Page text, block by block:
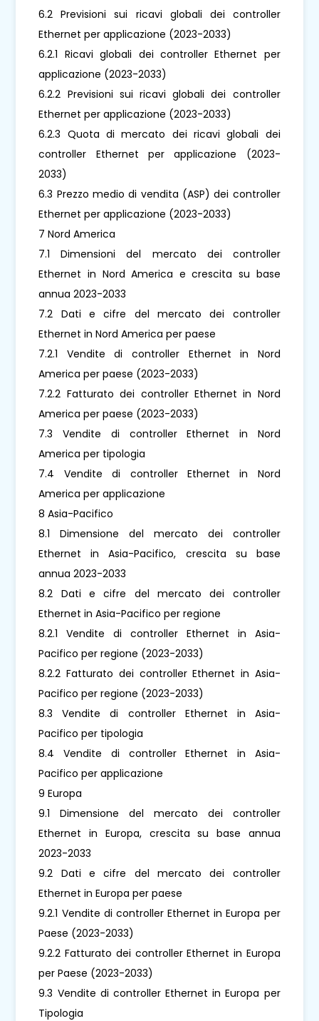
6.2 Previsioni sui ricavi globali dei controller
Ethernet per applicazione (2023-2033)
6.2.1 Ricavi globali dei controller Ethernet per
applicazione (2023-2033)
6.2.2 Previsioni sui ricavi globali dei controller
Ethernet per applicazione (2023-2033)
6.2.3 Quota di mercato dei ricavi globali dei
controller Ethernet per applicazione (2023-
2033)
6.3 Prezzo medio di vendita (ASP) dei controller
Ethernet per applicazione (2023-2033)
7 Nord America
7.1 Dimensioni del mercato dei controller
Ethernet in Nord America e crescita su base
annua 2023-2033
7.2 Dati e cifre del mercato dei controller
Ethernet in Nord America per paese
7.2.1 Vendite di controller Ethernet in Nord
America per paese (2023-2033)
7.2.2 Fatturato dei controller Ethernet in Nord
America per paese (2023-2033)
7.3 Vendite di controller Ethernet in Nord
America per tipologia
7.4 Vendite di controller Ethernet in Nord
America per applicazione
8 Asia-Pacifico
8.1 Dimensione del mercato dei controller
Ethernet in Asia-Pacifico, crescita su base
annua 2023-2033
8.2 Dati e cifre del mercato dei controller
Ethernet in Asia-Pacifico per regione
8.2.1 Vendite di controller Ethernet in Asia-
Pacifico per regione (2023-2033)
8.2.2 Fatturato dei controller Ethernet in Asia-
Pacifico per regione (2023-2033)
8.3 Vendite di controller Ethernet in Asia-
Pacifico per tipologia
8.4 Vendite di controller Ethernet in Asia-
Pacifico per applicazione
9 Europa
9.1 Dimensione del mercato dei controller
Ethernet in Europa, crescita su base annua
2023-2033
9.2 Dati e cifre del mercato dei controller
Ethernet in Europa per paese
9.2.1 Vendite di controller Ethernet in Europa per
Paese (2023-2033)
9.2.2 Fatturato dei controller Ethernet in Europa
per Paese (2023-2033)
9.3 Vendite di controller Ethernet in Europa per
Tipologia